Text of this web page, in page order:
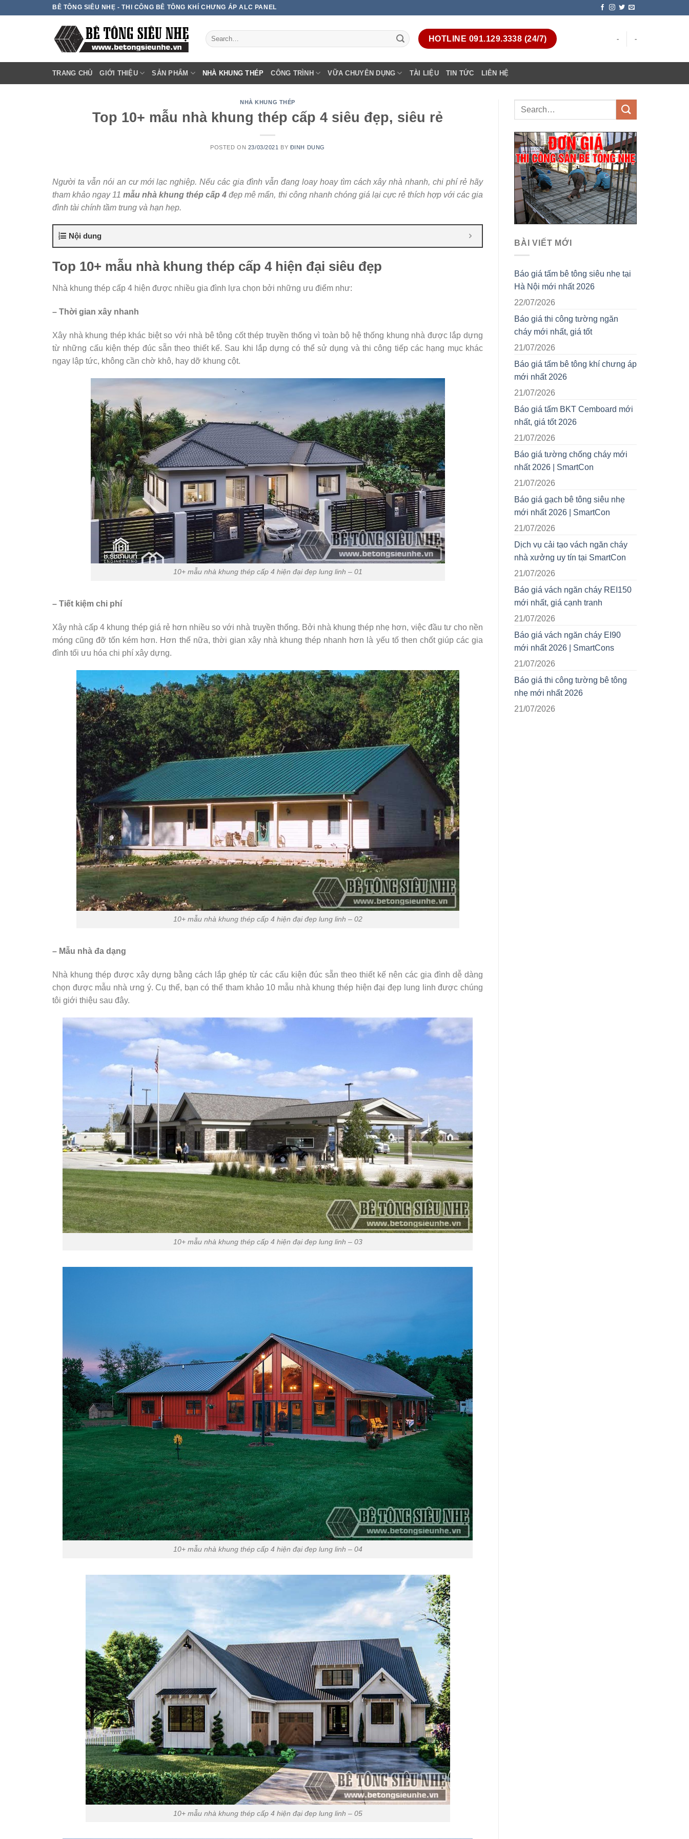
BÊ TÔNG SIÊU NHẸ - THI CÔNG BÊ TÔNG KHÍ CHƯNG ÁP ALC PANEL
HOTLINE 091.129.3338 (24/7) - -
TRANG CHỦ GIỚI THIỆU SẢN PHẨM NHÀ KHUNG THÉP CÔNG TRÌNH VỮA CHUYÊN DỤNG TÀI LIỆU TIN TỨC LIÊN HỆ
NHÀ KHUNG THÉP
Top 10+ mẫu nhà khung thép cấp 4 siêu đẹp, siêu rẻ
POSTED ON 23/03/2021 BY ĐINH DUNG
Người ta vẫn nói an cư mới lạc nghiệp. Nếu các gia đình vẫn đang loay hoay tìm cách xây nhà nhanh, chi phí rẻ hãy
tham khảo ngay 11 mẫu nhà khung thép cấp 4 đẹp mê mẩn, thi công nhanh chóng giá lại cực rẻ thích hợp với các gia
đình tài chính tầm trung và hạn hẹp.
Nội dung
Top 10+ mẫu nhà khung thép cấp 4 hiện đại siêu đẹp
Nhà khung thép cấp 4 hiện được nhiều gia đình lựa chọn bởi những ưu điểm như:
– Thời gian xây nhanh
Xây nhà khung thép khác biệt so với nhà bê tông cốt thép truyền thống vì toàn bộ hệ thống khung nhà được lắp dựng
từ những cấu kiện thép đúc sẵn theo thiết kế. Sau khi lắp dựng có thể sử dụng và thi công tiếp các hạng mục khác
ngay lập tức, không cần chờ khô, hay dỡ khung cột.
10+ mẫu nhà khung thép cấp 4 hiện đại đẹp lung linh – 01
– Tiết kiệm chi phí
Xây nhà cấp 4 khung thép giá rẻ hơn nhiều so với nhà truyền thống. Bởi nhà khung thép nhẹ hơn, việc đầu tư cho nền
móng cũng đỡ tốn kém hơn. Hơn thế nữa, thời gian xây nhà khung thép nhanh hơn là yếu tố then chốt giúp các gia
đình tối ưu hóa chi phí xây dựng.
10+ mẫu nhà khung thép cấp 4 hiện đại đẹp lung linh – 02
– Mẫu nhà đa dạng
Nhà khung thép được xây dựng bằng cách lắp ghép từ các cấu kiện đúc sẵn theo thiết kế nên các gia đình dễ dàng
chọn được mẫu nhà ưng ý. Cụ thể, bạn có thể tham khảo 10 mẫu nhà khung thép hiện đại đẹp lung linh được chúng
tôi giới thiệu sau đây.
10+ mẫu nhà khung thép cấp 4 hiện đại đẹp lung linh – 03
10+ mẫu nhà khung thép cấp 4 hiện đại đẹp lung linh – 04
10+ mẫu nhà khung thép cấp 4 hiện đại đẹp lung linh – 05
BÀI VIẾT MỚI
Báo giá tấm bê tông siêu nhẹ tại
Hà Nội mới nhất 2026
22/07/2026
Báo giá thi công tường ngăn
cháy mới nhất, giá tốt
21/07/2026
Báo giá tấm bê tông khí chưng áp
mới nhất 2026
21/07/2026
Báo giá tấm BKT Cemboard mới
nhất, giá tốt 2026
21/07/2026
Báo giá tường chống cháy mới
nhất 2026 | SmartCon
21/07/2026
Báo giá gạch bê tông siêu nhẹ
mới nhất 2026 | SmartCon
21/07/2026
Dịch vụ cải tạo vách ngăn cháy
nhà xưởng uy tín tại SmartCon
21/07/2026
Báo giá vách ngăn cháy REI150
mới nhất, giá cạnh tranh
21/07/2026
Báo giá vách ngăn cháy EI90
mới nhất 2026 | SmartCons
21/07/2026
Báo giá thi công tường bê tông
nhẹ mới nhất 2026
21/07/2026